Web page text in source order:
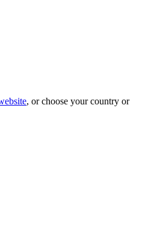
, or choose your country or